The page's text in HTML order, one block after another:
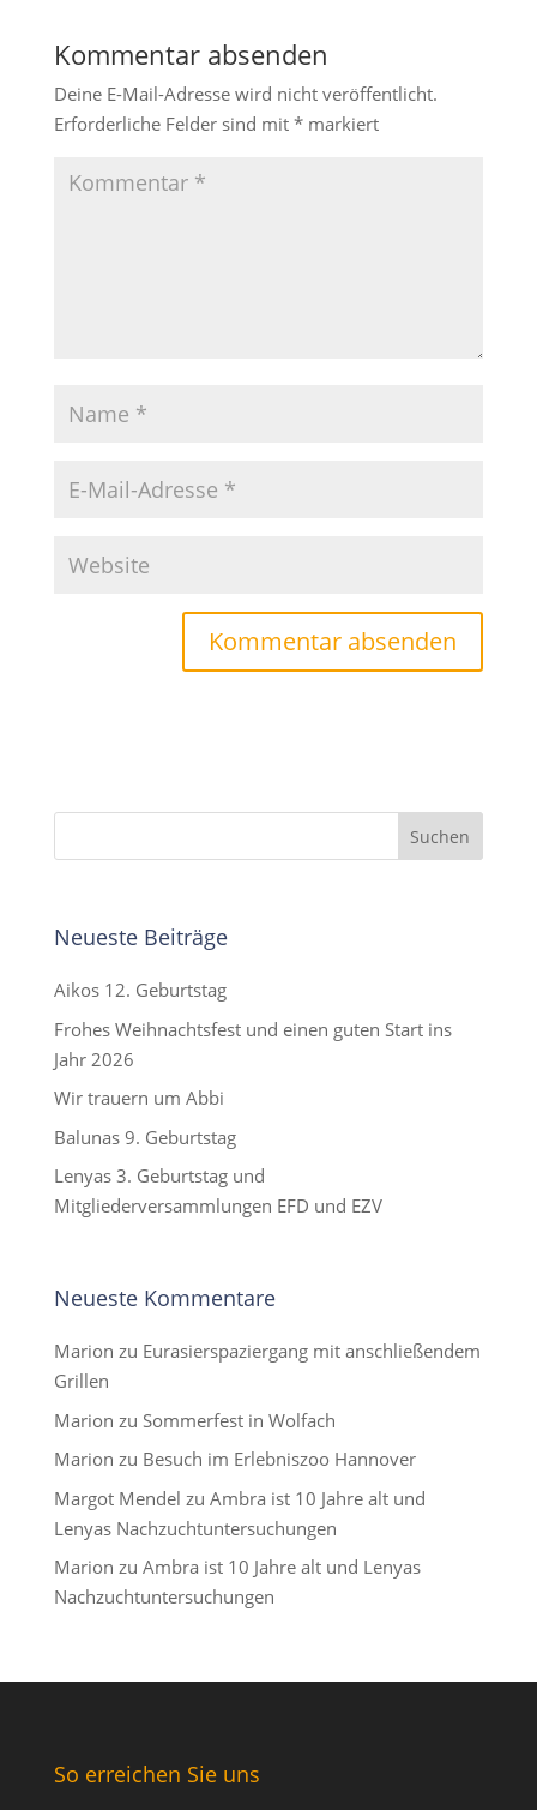
Kommentar absenden
Deine E-Mail-Adresse wird nicht veröffentlicht.
Erforderliche Felder sind mit *markiert
Neueste Beiträge
Aikos 12. Geburtstag
Frohes Weihnachtsfest und einen guten Start ins
Jahr 2026
Wir trauern um Abbi
Balunas 9. Geburtstag
Lenyas 3. Geburtstag und
Mitgliederversammlungen EFD und EZV
Neueste Kommentare
Marion zu Eurasierspaziergang mit anschließendem
Grillen
Marion zu Sommerfest in Wolfach
Marion zu Besuch im Erlebniszoo Hannover
Margot Mendel zu Ambra ist 10 Jahre alt und
Lenyas Nachzuchtuntersuchungen
Marion zu Ambra ist 10 Jahre alt und Lenyas
Nachzuchtuntersuchungen
So erreichen Sie uns